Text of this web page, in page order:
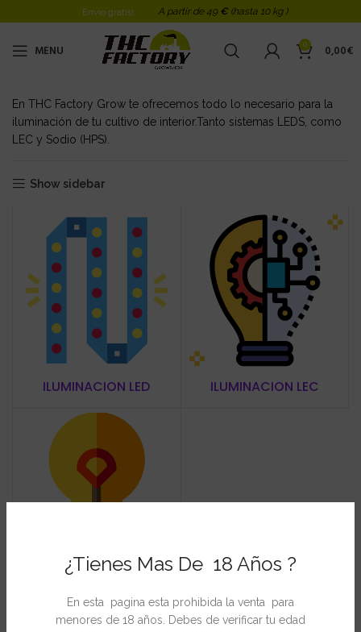
¿Tienes Mas De 18 Años ?
En esta pagina esta prohibida la venta para
menores de 18 años. Debes de verificar tu edad
Envio gratis! A partir de 49 € (hasta 10 kg )
MENU 0 0,00€
En THC Factory Grow te ofrecemos todo lo necesario para la
iluminación de tu cultivo de interior.Tanto sistemas LEDS, como
LEC y Sodio (HPS).
Show sidebar
ILUMINACION LED ILUMINACION LEC
ILUMINACIÓN SODIO